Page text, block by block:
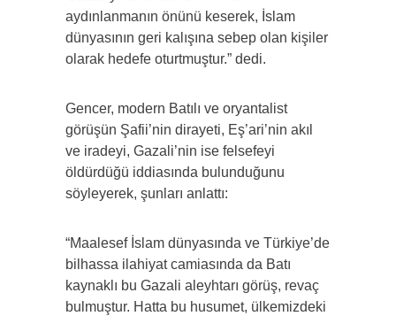
aydınlanmanın önünü keserek, İslam
dünyasının geri kalışına sebep olan kişiler
olarak hedefe oturtmuştur.” dedi.
Gencer, modern Batılı ve oryantalist
görüşün Şafii’nin dirayeti, Eş’ari’nin akıl
ve iradeyi, Gazali’nin ise felsefeyi
öldürdüğü iddiasında bulunduğunu
söyleyerek, şunları anlattı:
“Maalesef İslam dünyasında ve Türkiye’de
bilhassa ilahiyat camiasında da Batı
kaynaklı bu Gazali aleyhtarı görüş, revaç
bulmuştur. Hatta bu husumet, ülkemizdeki